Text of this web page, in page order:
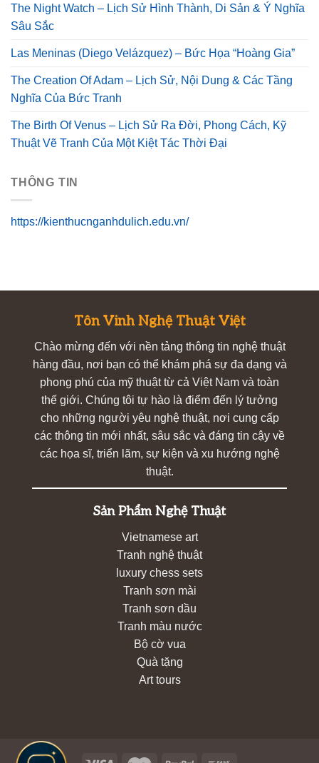
The Night Watch – Lịch Sử Hình Thành, Di Sản & Ý Nghĩa
Sâu Sắc
Las Meninas (Diego Velázquez) – Bức Họa “Hoàng Gia”
The Creation Of Adam – Lịch Sử, Nội Dung & Các Tầng
Nghĩa Của Bức Tranh
The Birth Of Venus – Lịch Sử Ra Đời, Phong Cách, Kỹ
Thuật Vẽ Tranh Của Một Kiệt Tác Thời Đại
THÔNG TIN
https://kienthucnganhdulich.edu.vn/
Tôn Vinh Nghệ Thuật Việt
Chào mừng đến với nền tảng thông tin nghệ thuật
hàng đầu, nơi bạn có thể khám phá sự đa dạng và
phong phú của mỹ thuật từ cả Việt Nam và toàn
thế giới. Chúng tôi tự hào là điểm đến lý tưởng
cho những người yêu nghệ thuật, nơi cung cấp
các thông tin mới nhất, sâu sắc và đáng tin cậy về
các họa sĩ, triển lãm, sự kiện và xu hướng nghệ
thuật.
Sản Phẩm Nghệ Thuật
Vietnamese art
Tranh nghệ thuật
luxury chess sets
Tranh sơn mài
Tranh sơn dầu
Tranh màu nước
Bộ cờ vua
Quà tặng
Art tours